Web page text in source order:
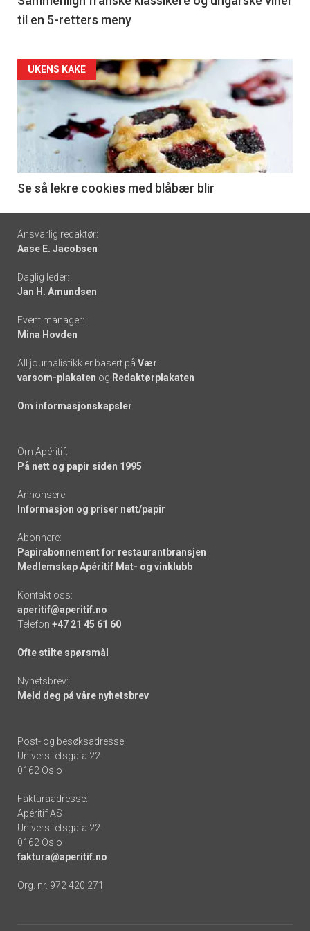
til en 5-retters meny
Forsiden
akkurat
nå
6
UKENS KAKE
Se så lekre cookies med blåbær blir
Footer
-
links
Ansvarlig redaktør:
Aase E. Jacobsen
Daglig leder:
Jan H. Amundsen
Event manager:
Mina Hovden
All journalistikk er basert på Vær
varsom-plakaten og Redaktørplakaten
Om informasjonskapsler
Om Apéritif:
På nett og papir siden 1995
Annonsere:
Informasjon og priser nett/papir
Abonnere:
Papirabonnement for restaurantbransjen
Medlemskap Apéritif Mat- og vinklubb
Kontakt oss:
aperitif@aperitif.no
Telefon +47 21 45 61 60
Ofte stilte spørsmål
Nyhetsbrev:
Meld deg på våre nyhetsbrev
Post- og besøksadresse:
Universitetsgata 22
0162 Oslo
Fakturaadresse:
Apéritif AS
Universitetsgata 22
0162 Oslo
faktura@aperitif.no
Org. nr. 972 420 271